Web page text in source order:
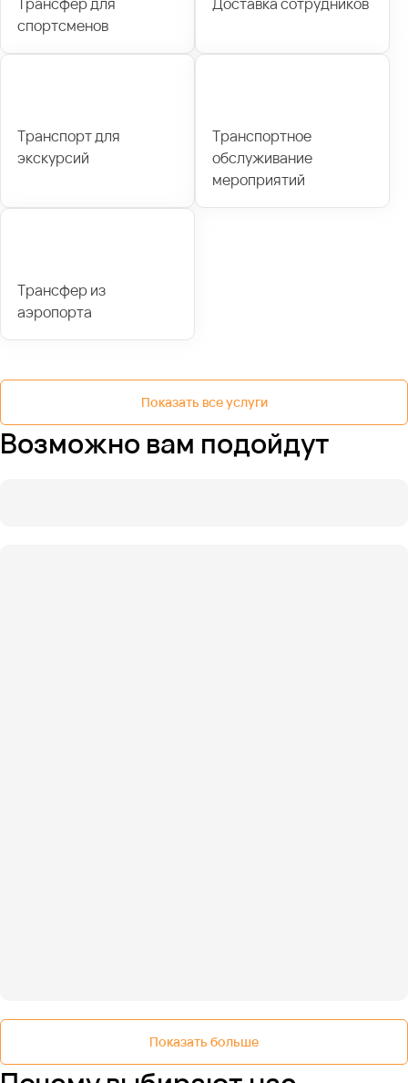
спортсменов
Транспорт для
экскурсий
Транспортное
обслуживание
мероприятий
Трансфер из
аэропорта
Показать все услуги
Возможно вам подойдут
Показать больше